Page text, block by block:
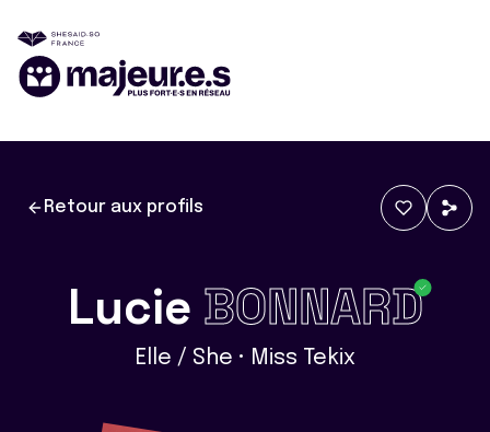
Retour aux profils
Lucie BONNARD
Elle / She • Miss Tekix